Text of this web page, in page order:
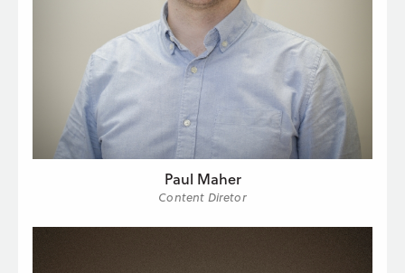
Paul Maher
Content Diretor